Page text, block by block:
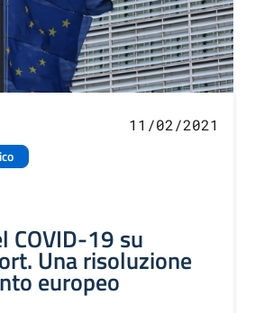
11/02/2021
COVID-19 su
Una risoluzione
europeo